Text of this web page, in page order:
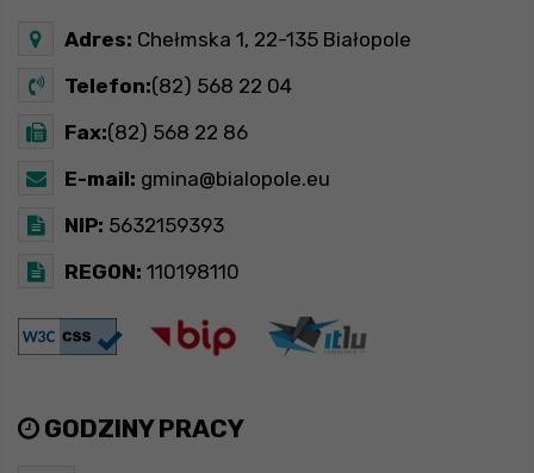
Adres: Chełmska 1, 22-135 Białopole
Telefon:(82) 568 22 04
Fax:(82) 568 22 86
E-mail: gmina@bialopole.eu
NIP: 5632159393
REGON: 110198110
GODZINY PRACY